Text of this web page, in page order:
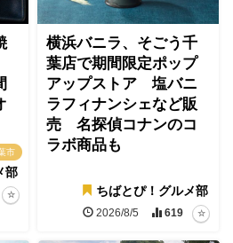
市
部
横浜バニラ、そごう千
葉店で期間限定ポップ
アップストア 塩バニ
ラフィナンシェなど販
売 名探偵コナンのコ
ラボ商品も
ちばとぴ！グルメ部
2026/8/5 619